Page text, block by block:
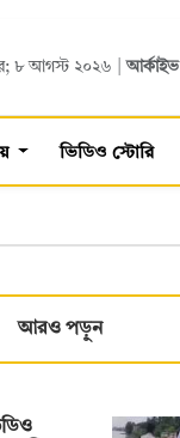
৮ আগস্ট ২০২৬ |আর্কাইভ
ভিডিও স্টোরি
আরও পড়ুন